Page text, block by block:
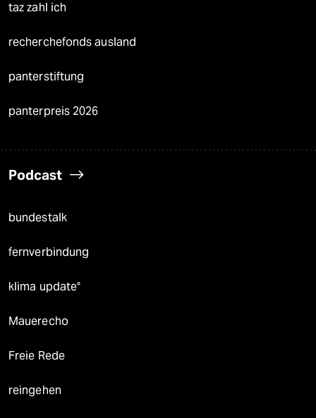
taz zahl ich
recherchefonds ausland
panterstiftung
panterpreis 2026
Podcast
bundestalk
fernverbindung
klima update°
Mauerecho
Freie Rede
reingehen